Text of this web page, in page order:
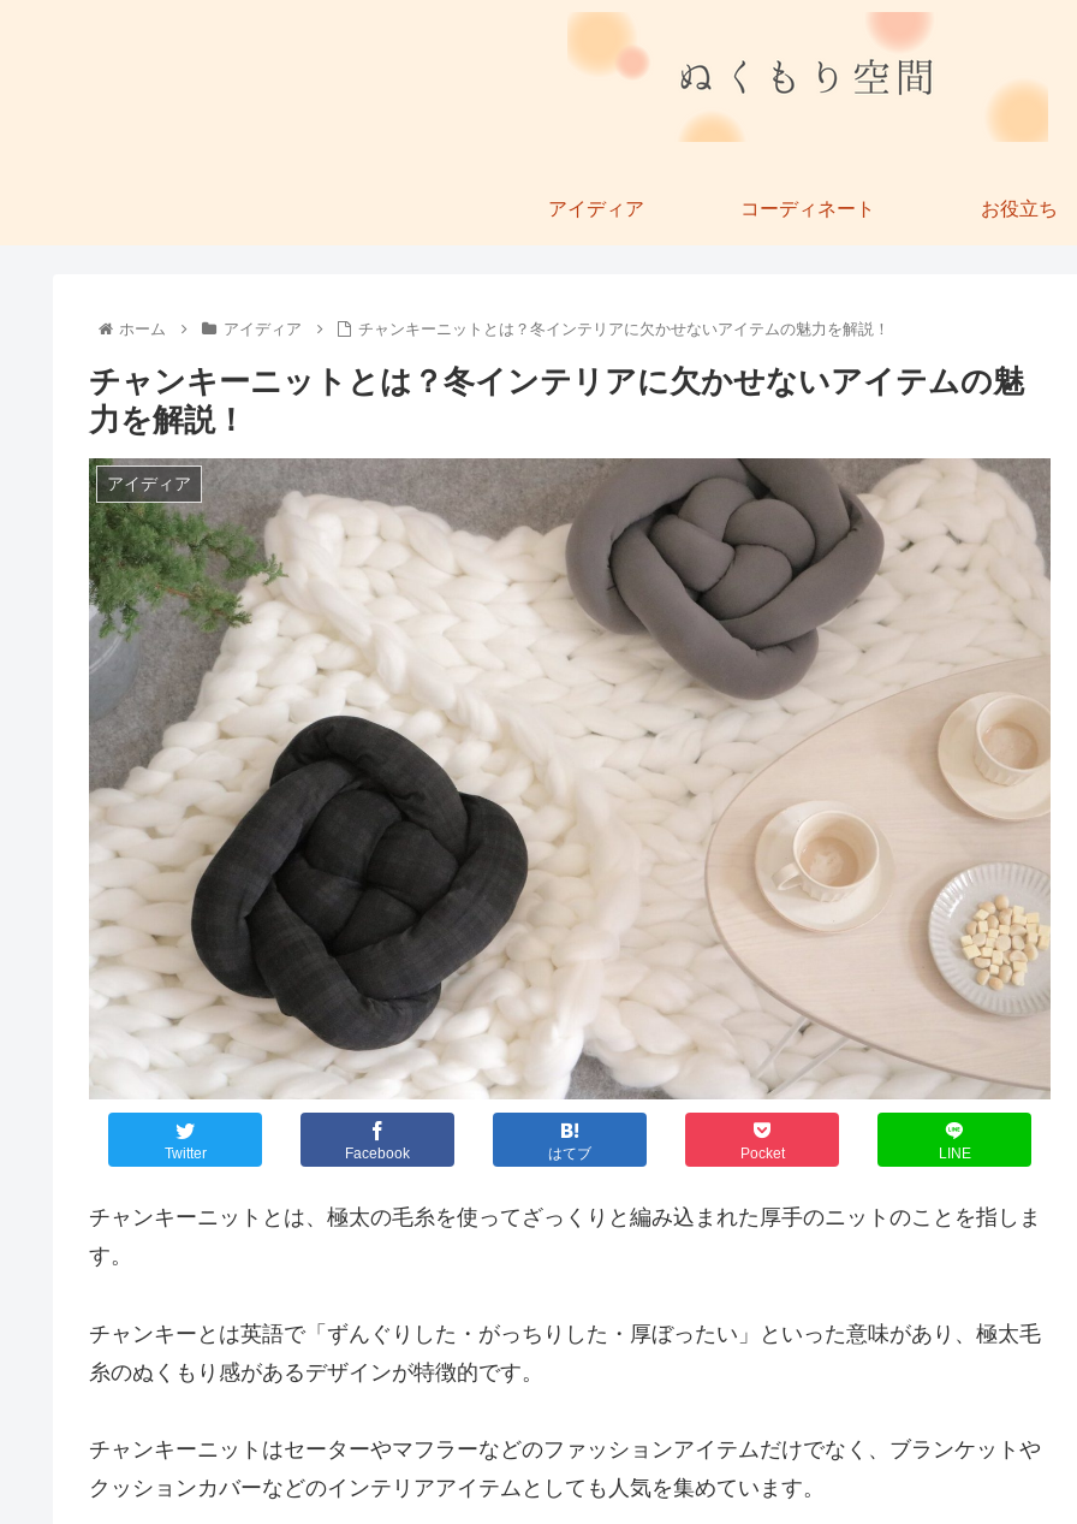
アイディア コーディネート お役立ち
ホーム アイディア チャンキーニットとは？冬インテリアに欠かせないアイテムの魅力を解説！
チャンキーニットとは？冬インテリアに欠かせないアイテムの魅
力を解説！
アイディア
Twitter Facebook はてブ Pocket LINE
チャンキーニットとは、極太の毛糸を使ってざっくりと編み込まれた厚手のニットのことを指しま
す。
チャンキーとは英語で「ずんぐりした・がっちりした・厚ぼったい」といった意味があり、極太毛
糸のぬくもり感があるデザインが特徴的です。
チャンキーニットはセーターやマフラーなどのファッションアイテムだけでなく、ブランケットや
クッションカバーなどのインテリアアイテムとしても人気を集めています。